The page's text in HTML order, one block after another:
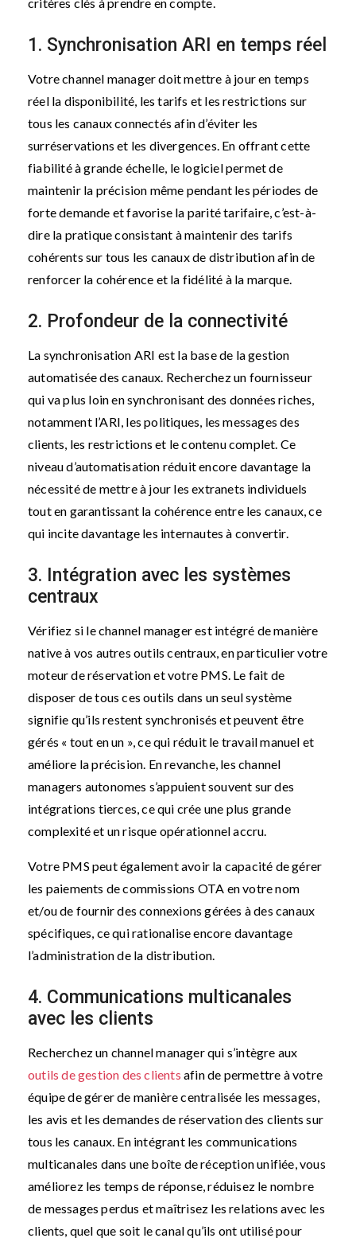
1. Synchronisation ARI en temps réel
Votre channel manager doit mettre à jour en temps
réel la disponibilité, les tarifs et les restrictions sur
tous les canaux connectés afin d’éviter les
surréservations et les divergences. En offrant cette
fiabilité à grande échelle, le logiciel permet de
maintenir la précision même pendant les périodes de
forte demande et favorise la parité tarifaire, c’est-à-
dire la pratique consistant à maintenir des tarifs
cohérents sur tous les canaux de distribution afin de
renforcer la cohérence et la fidélité à la marque.
2. Profondeur de la connectivité
La synchronisation ARI est la base de la gestion
automatisée des canaux. Recherchez un fournisseur
qui va plus loin en synchronisant des données riches,
notamment l’ARI, les politiques, les messages des
clients, les restrictions et le contenu complet. Ce
niveau d’automatisation réduit encore davantage la
nécessité de mettre à jour les extranets individuels
tout en garantissant la cohérence entre les canaux, ce
qui incite davantage les internautes à convertir.
3. Intégration avec les systèmes
centraux
Vérifiez si le channel manager est intégré de manière
native à vos autres outils centraux, en particulier votre
moteur de réservation et votre PMS. Le fait de
disposer de tous ces outils dans un seul système
signifie qu’ils restent synchronisés et peuvent être
gérés « tout en un », ce qui réduit le travail manuel et
améliore la précision. En revanche, les channel
managers autonomes s’appuient souvent sur des
intégrations tierces, ce qui crée une plus grande
complexité et un risque opérationnel accru.
Votre PMS peut également avoir la capacité de gérer
les paiements de commissions OTA en votre nom
et/ou de fournir des connexions gérées à des canaux
spécifiques, ce qui rationalise encore davantage
l’administration de la distribution.
4. Communications multicanales
avec les clients
Recherchez un channel manager qui s’intègre aux
outils de gestion des clients afin de permettre à votre
équipe de gérer de manière centralisée les messages,
les avis et les demandes de réservation des clients sur
tous les canaux. En intégrant les communications
multicanales dans une boîte de réception unifiée, vous
améliorez les temps de réponse, réduisez le nombre
de messages perdus et maîtrisez les relations avec les
clients, quel que soit le canal qu’ils ont utilisé pour